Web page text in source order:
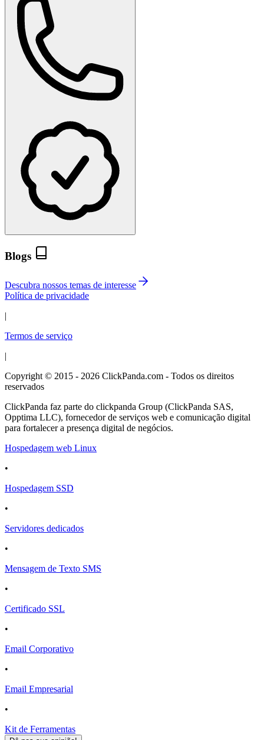
Blogs
Descubra nossos temas de interesse
Política de privacidade
|
Termos de serviço
|
Copyright © 2015 - 2026 ClickPanda.com - Todos os direitos
reservados
ClickPanda faz parte do clickpanda Group (ClickPanda SAS,
Opptima LLC), fornecedor de serviços web e comunicação digital
para fortalecer a presença digital de negócios.
Hospedagem web Linux
•
Hospedagem SSD
•
Servidores dedicados
•
Mensagem de Texto SMS
•
Certificado SSL
•
Email Corporativo
•
Email Empresarial
•
Kit de Ferramentas